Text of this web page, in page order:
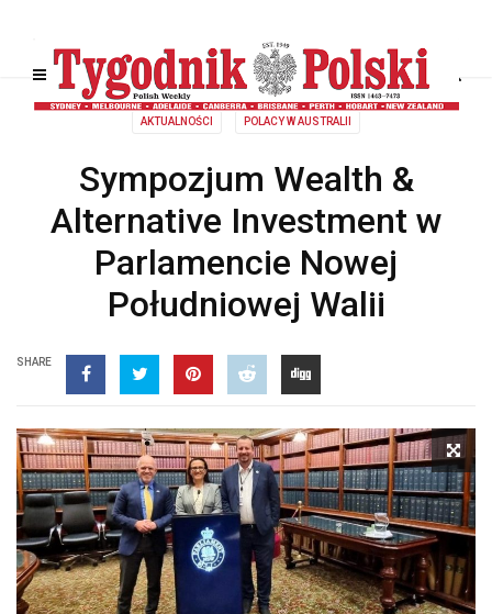
AKTUALNOŚCI POLACY W AUSTRALII
Sympozjum Wealth &
Alternative Investment w
Parlamencie Nowej
Południowej Walii
SHARE